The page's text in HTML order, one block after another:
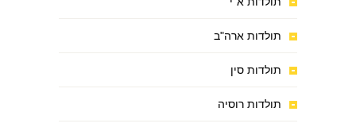
תולדות ארה"ב
תולדות סין
תולדות רוסיה